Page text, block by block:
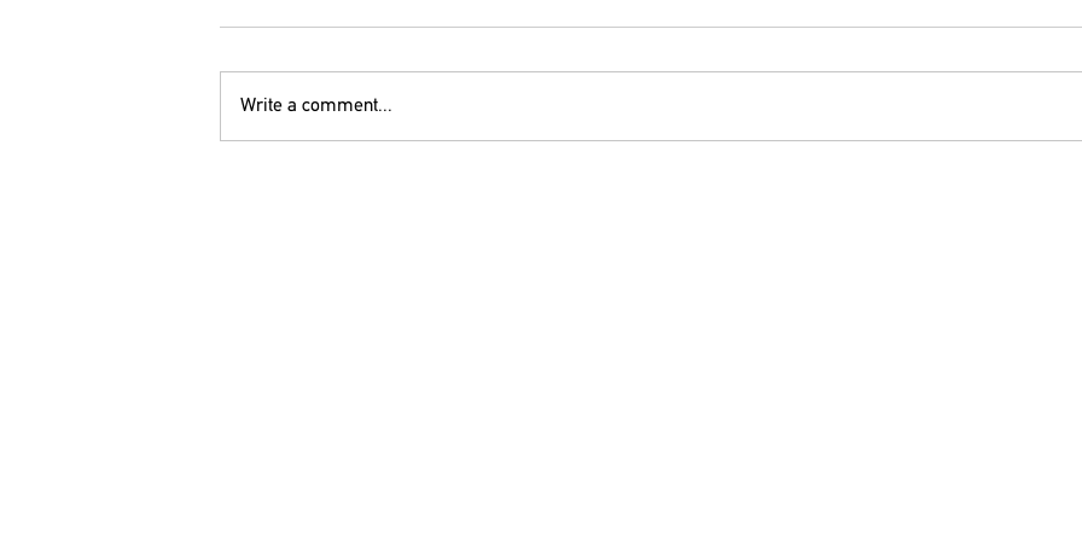
Write a comment...